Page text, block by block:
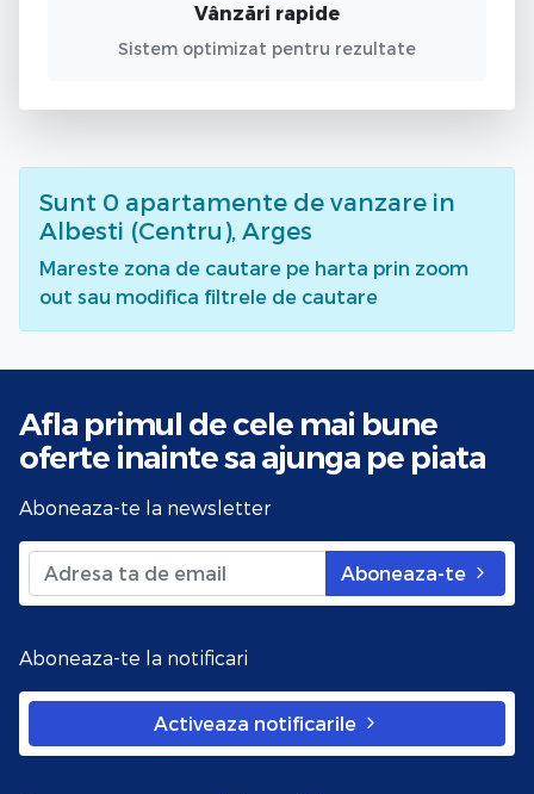
Vânzări rapide
Sistem optimizat pentru rezultate
Sunt 0 apartamente de vanzare in
Albesti (Centru), Arges
Mareste zona de cautare pe harta prin zoom
out sau modifica filtrele de cautare
Afla primul de cele mai bune
oferte inainte sa ajunga pe piata
Aboneaza-te la newsletter
Aboneaza-te
Aboneaza-te la notificari
Activeaza notificarile